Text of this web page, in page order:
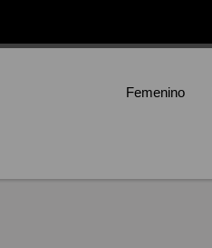
Femenino